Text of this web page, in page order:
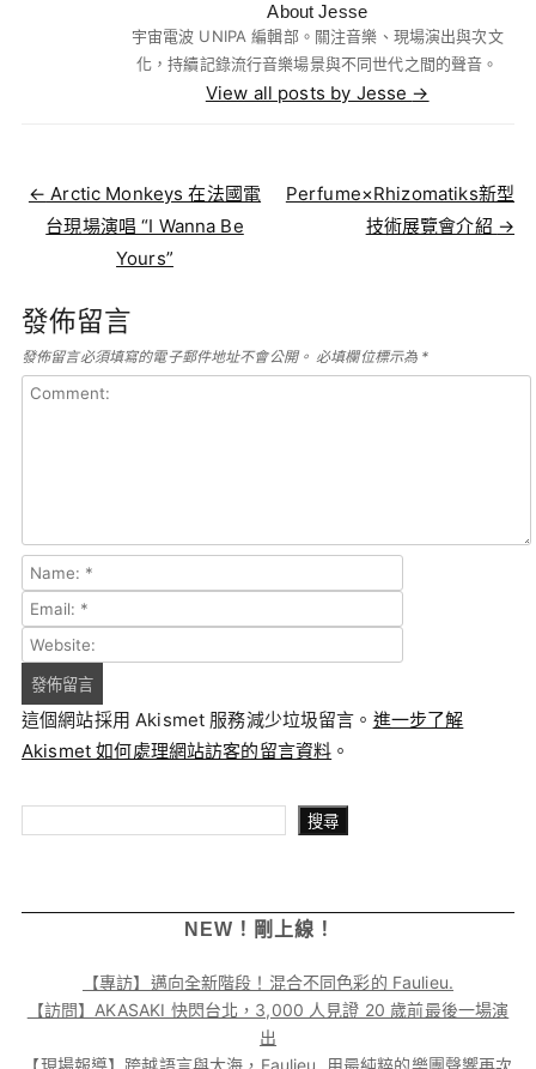
About Jesse
宇宙電波 UNIPA 編輯部。關注音樂、現場演出與次文
化，持續記錄流行音樂場景與不同世代之間的聲音。
View all posts by Jesse →
Post navigation
← Arctic Monkeys 在法國電
台現場演唱 “I Wanna Be
Yours”
Perfume×Rhizomatiks新型
技術展覽會介紹 →
發佈留言
發佈留言必須填寫的電子郵件地址不會公開。 必填欄位標示為 *
這個網站採用 Akismet 服務減少垃圾留言。 進一步了解
Akismet 如何處理網站訪客的留言資料 。
搜尋
NEW！剛上線！
【專訪】邁向全新階段！混合不同色彩的 Faulieu.
【訪問】AKASAKI 快閃台北，3,000 人見證 20 歲前最後一場演
出